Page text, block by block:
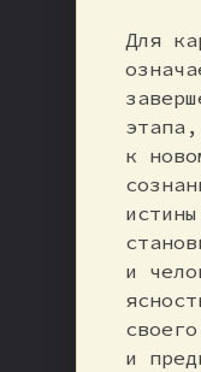
Для
к
и
и